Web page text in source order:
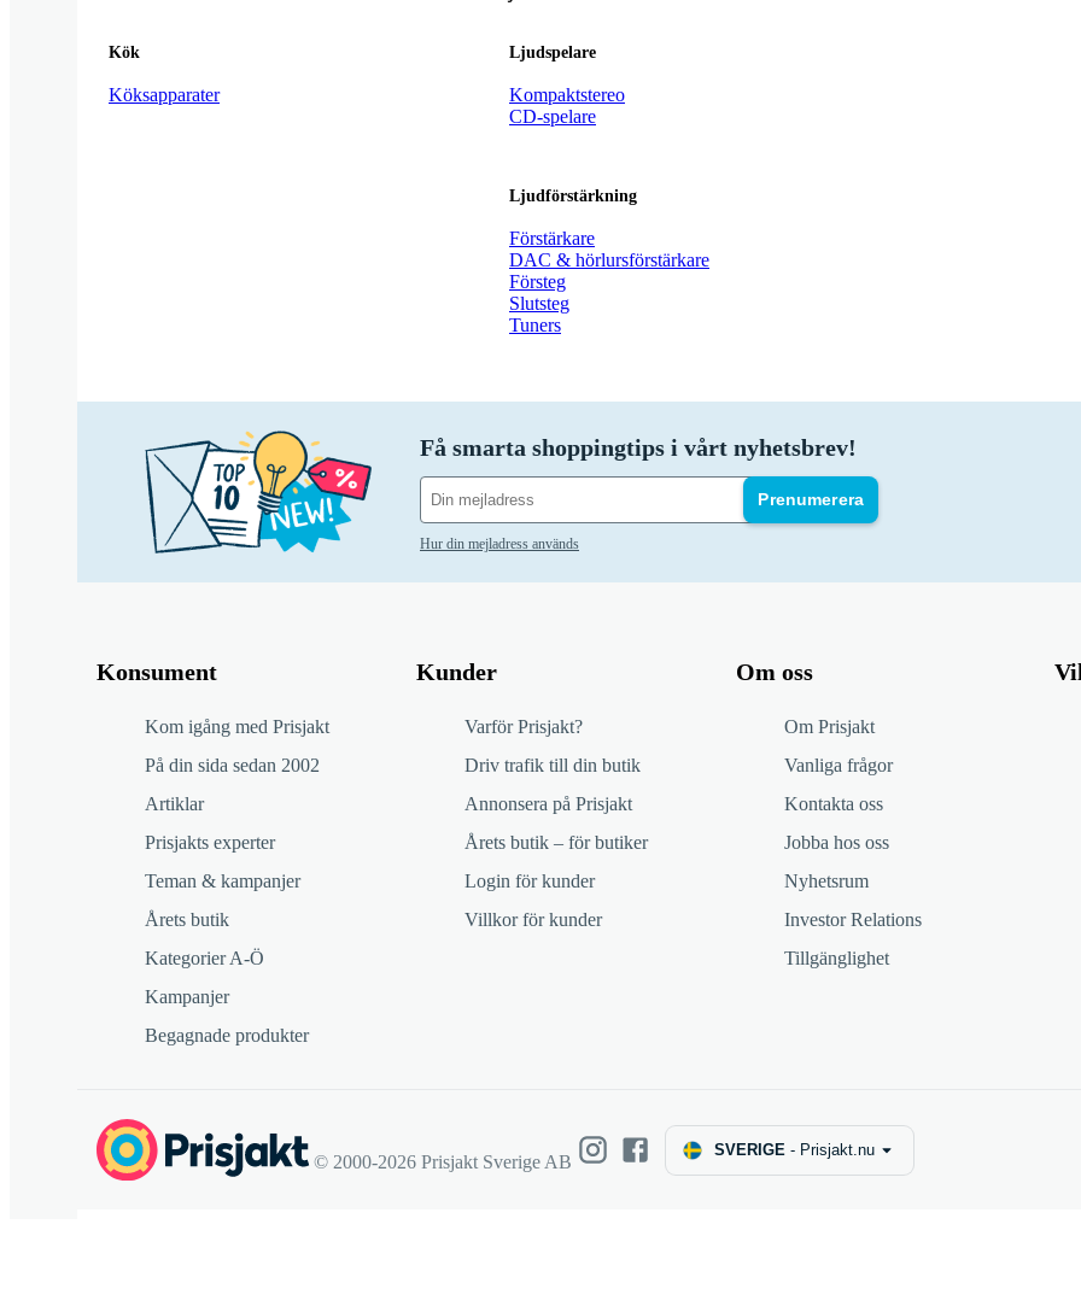
Kök
Köksapparater
Ljudspelare
Kompaktstereo
CD-spelare
Ljudförstärkning
Förstärkare
DAC & hörlursförstärkare
Försteg
Slutsteg
Tuners
Få smarta shoppingtips i vårt nyhetsbrev!
Prenumerera
Hur din mejladress används
Konsument
Kom igång med Prisjakt
På din sida sedan 2002
Artiklar
Prisjakts experter
Teman & kampanjer
Årets butik
Kategorier A-Ö
Kampanjer
Begagnade produkter
Kunder
Varför Prisjakt?
Driv trafik till din butik
Annonsera på Prisjakt
Årets butik – för butiker
Login för kunder
Villkor för kunder
Om oss
Om Prisjakt
Vanliga frågor
Kontakta oss
Jobba hos oss
Nyhetsrum
Investor Relations
Tillgänglighet
© 2000-2026 Prisjakt Sverige AB
SVERIGE - Prisjakt.nu